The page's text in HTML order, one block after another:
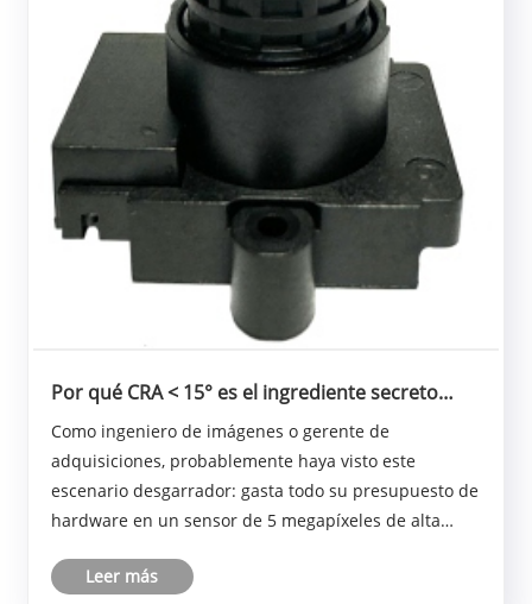
Por qué CRA < 15° es el ingrediente secreto
estudio de caso con PL057
Como ingeniero de imágenes o gerente de
adquisiciones, probablemente haya visto este
escenario desgarrador: gasta todo su presupuesto de
hardware en un sensor de 5 megapíxeles de alta
que no coincide y terminar con imágenes que
Leer más